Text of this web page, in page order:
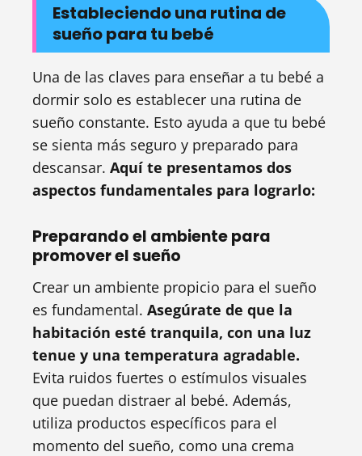
Estableciendo una rutina de
sueño para tu bebé
Una de las claves para enseñar a tu bebé a
dormir solo es establecer una rutina de
sueño constante. Esto ayuda a que tu bebé
se sienta más seguro y preparado para
descansar. Aquí te presentamos dos
aspectos fundamentales para lograrlo:
Preparando el ambiente para
promover el sueño
Crear un ambiente propicio para el sueño
es fundamental. Asegúrate de que la
habitación esté tranquila, con una luz
tenue y una temperatura agradable.
Evita ruidos fuertes o estímulos visuales
que puedan distraer al bebé. Además,
utiliza productos específicos para el
momento del sueño, como una crema